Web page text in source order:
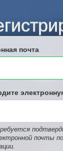
почта
почты